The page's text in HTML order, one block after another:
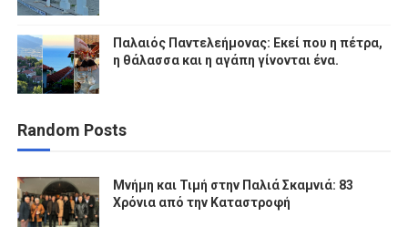
Παλαιός Παντελεήμονας: Εκεί που η πέτρα,
η θάλασσα και η αγάπη γίνονται ένα.
Random Posts
Μνήμη και Τιμή στην Παλιά Σκαμνιά: 83
Χρόνια από την Καταστροφή